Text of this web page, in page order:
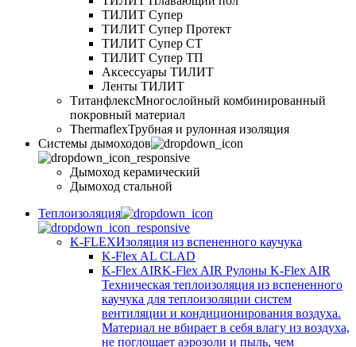
ТИЛИТ Супер
ТИЛИТ Супер Протект
ТИЛИТ Супер СТ
ТИЛИТ Супер ТП
Аксессуары ТИЛИТ
Ленты ТИЛИТ
ТитанфлексМногослойный комбинированный
покровный материал
ThermaflexТрубная и рулонная изоляция
Cистемы дымоходов
Дымоход керамический
Дымоход стальной
Теплоизоляция
K-FLEXИзоляция из вспененного каучука
K-Flex AL CLAD
K-Flex AIRK-Flex AIR Рулоны K-Flex AIR
Техническая теплоизоляция из вспененного
каучука для теплоизоляции систем
вентиляции и кондиционирования воздуха.
Материал не вбирает в себя влагу из воздуха,
не поглощает аэрозоли и пыль, чем